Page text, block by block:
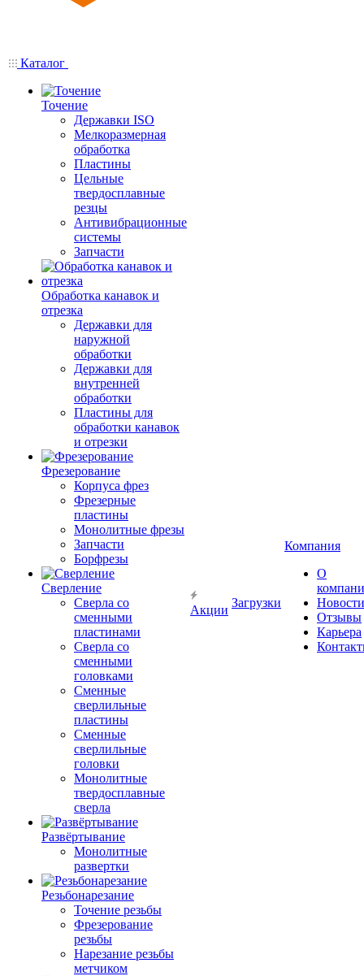
Каталог
Точение
Державки ISO
Мелкоразмерная
обработка
Пластины
Цельные
твердосплавные
резцы
Антивибрационные
системы
Запчасти
Обработка канавок и
отрезка
Державки для
наружной
обработки
Державки для
внутренней
обработки
Пластины для
обработки канавок
и отрезки
Фрезерование
Корпуса фрез
Фрезерные
пластины
Монолитные фрезы
Запчасти
Борфрезы
Сверление
Сверла со
сменными
пластинами
Сверла со
сменными
головками
Сменные
сверлильные
пластины
Сменные
сверлильные
головки
Монолитные
твердосплавные
сверла
Развёртывание
Монолитные
развертки
Резьбонарезание
Точение резьбы
Фрезерование
резьбы
Нарезание резьбы
метчиком
Акции
Загрузки
Компания
О
Новости
Отзывы
Карьера